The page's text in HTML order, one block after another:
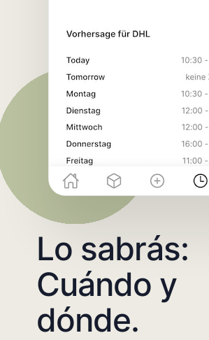
Lo sabrás:
Cuándo y
dónde.